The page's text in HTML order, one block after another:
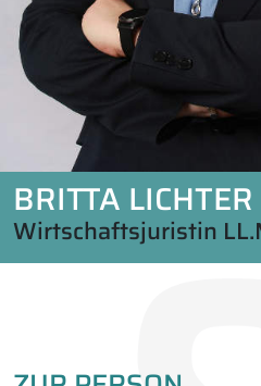
BRITTA LICHTER
Wirtschaftsjuristin